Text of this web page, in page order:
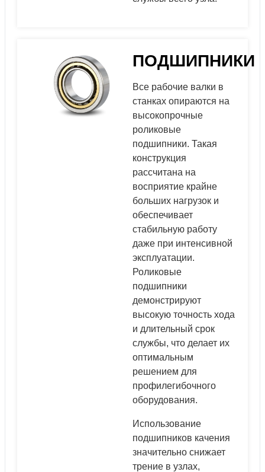
ПОДШИПНИКИ
Все рабочие валки в
станках опираются на
высокопрочные
роликовые
подшипники. Такая
конструкция
рассчитана на
восприятие крайне
больших нагрузок и
обеспечивает
стабильную работу
даже при интенсивной
эксплуатации.
Роликовые
подшипники
демонстрируют
высокую точность хода
и длительный срок
службы, что делает их
оптимальным
решением для
профилегибочного
оборудования.
Использование
подшипников качения
значительно снижает
трение в узлах,